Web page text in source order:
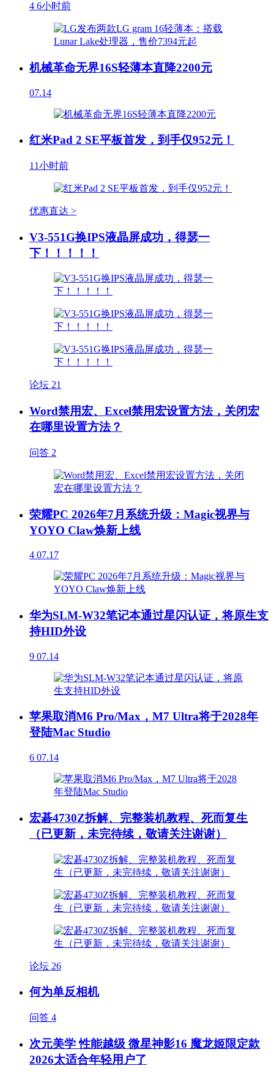
4 6小时前
机械革命无界16S轻薄本直降2200元
07.14
红米Pad 2 SE平板首发，到手仅952元！
11小时前
优惠直达 >
V3-551G换IPS液晶屏成功，得瑟一
下！！！！！
论坛 21
Word禁用宏、Excel禁用宏设置方法，关闭宏
在哪里设置方法？
问答 2
荣耀PC 2026年7月系统升级：Magic视界与
YOYO Claw焕新上线
4 07.17
华为SLM-W32笔记本通过星闪认证，将原生支
持HID外设
9 07.14
苹果取消M6 Pro/Max，M7 Ultra将于2028年
登陆Mac Studio
6 07.14
宏碁4730Z拆解、完整装机教程、死而复生
（已更新，未完待续，敬请关注谢谢）
论坛 26
何为单反相机
问答 4
次元美学 性能越级 微星神影16 魔龙姬限定款
2026太适合年轻用户了